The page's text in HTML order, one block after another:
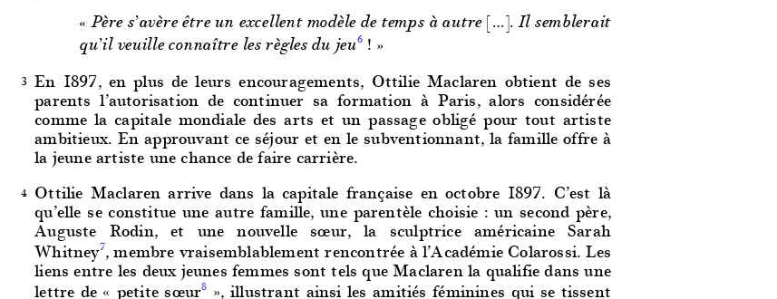
« Père s’avère être un excellent modèle de temps à autre […]. Il semblerait
qu’il veuille connaître les règles du jeu6 ! »
3 En 1897, en plus de leurs encouragements, Ottilie Maclaren obtient de ses
parents l’autorisation de continuer sa formation à Paris, alors considérée
comme la capitale mondiale des arts et un passage obligé pour tout artiste
ambitieux. En approuvant ce séjour et en le subventionnant, la famille offre à
la jeune artiste une chance de faire carrière.
4 Ottilie Maclaren arrive dans la capitale française en octobre 1897. C’est là
qu’elle se constitue une autre famille, une parentèle choisie : un second père,
Auguste Rodin, et une nouvelle sœur, la sculptrice américaine Sarah
Whitney7, membre vraisemblablement rencontrée à l’Académie Colarossi. Les
liens entre les deux jeunes femmes sont tels que Maclaren la qualifie dans une
lettre de « petite sœur8 », illustrant ainsi les amitiés féminines qui se tissent